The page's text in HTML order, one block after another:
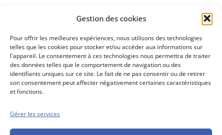
Gestion des cookies
Pour offrir les meilleures expériences, nous utilisons des technologies
telles que les cookies pour stocker et/ou accéder aux informations sur
l'appareil. Le consentement à ces technologies nous permettra de traiter
des données telles que le comportement de navigation ou des
identifiants uniques sur ce site. Le fait de ne pas consentir ou de retirer
son consentement peut affecter négativement certaines caractéristiques
et fonctions.
Gérer les services
Découvrez
Conseils boursiers depuis 1952
Propos Utiles est